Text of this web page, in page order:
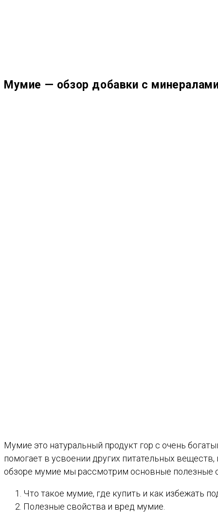
Мумие — обзор добавки с
Мумие это натуральный продукт гор с очень
помогает в усвоении других питательных
обзоре мумие мы рассмотрим основные полезные
Что такое мумие, где купить и как избежать
Полезные свойства и вред мумие.